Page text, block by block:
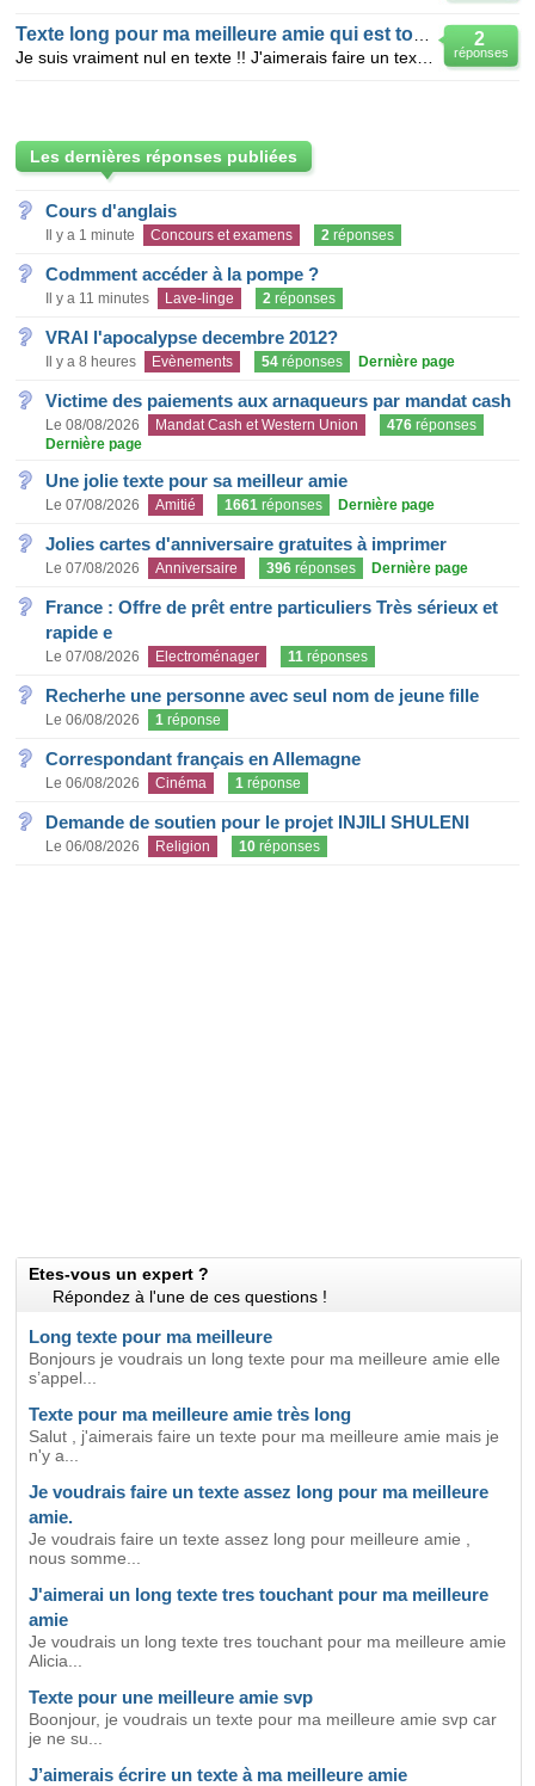
2
réponses
Les dernières réponses publiées
Cours d'anglais
Il y a 1 minute Concours et examens 2 réponses
Codmment accéder à la pompe ?
Il y a 11 minutes Lave-linge 2 réponses
VRAI l'apocalypse decembre 2012?
Il y a 8 heures Evènements 54 réponses Dernière page
Victime des paiements aux arnaqueurs par mandat cash
Le 08/08/2026 Mandat Cash et Western Union 476 réponses
Dernière page
Une jolie texte pour sa meilleur amie
Le 07/08/2026 Amitié 1661 réponses Dernière page
Jolies cartes d'anniversaire gratuites à imprimer
Le 07/08/2026 Anniversaire 396 réponses Dernière page
France : Offre de prêt entre particuliers Très sérieux et
rapide e
Le 07/08/2026 Electroménager 11 réponses
Recherhe une personne avec seul nom de jeune fille
Le 06/08/2026 1 réponse
Correspondant français en Allemagne
Le 06/08/2026 Cinéma 1 réponse
Demande de soutien pour le projet INJILI SHULENI
Le 06/08/2026 Religion 10 réponses
Etes-vous un expert ?
Répondez à l'une de ces questions !
Long texte pour ma meilleure
Bonjours je voudrais un long texte pour ma meilleure amie elle
s’appel...
Texte pour ma meilleure amie très long
Salut , j'aimerais faire un texte pour ma meilleure amie mais je
n'y a...
Je voudrais faire un texte assez long pour ma meilleure
amie.
Je voudrais faire un texte assez long pour meilleure amie ,
nous somme...
J'aimerai un long texte tres touchant pour ma meilleure
amie
Je voudrais un long texte tres touchant pour ma meilleure amie
Alicia...
Texte pour une meilleure amie svp
Boonjour, je voudrais un texte pour ma meilleure amie svp car
je ne su...
J’aimerais écrire un texte à ma meilleure amie